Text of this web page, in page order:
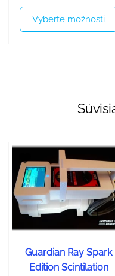
Vyberte možnosti
Guardian Ray Spark
Edition Scintilation